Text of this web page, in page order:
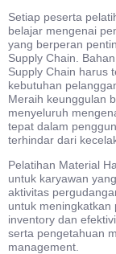
Setiap peserta
belajar mengenai
yang berperan
Supply Chain.
Supply Chain harus
kebutuhan
Meraih keunggulan
menyeluruh
tepat dalam
terhindar dari
Pelatihan Material
untuk karyawan
aktivitas
untuk meningkatkan
inventory dan
serta pengetahuan
management.